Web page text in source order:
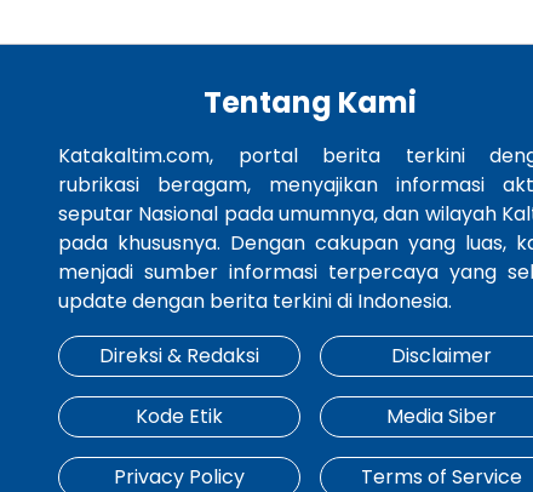
Tentang Kami
Katakaltim.com, portal berita terkini
rubrikasi beragam, menyajikan informasi
seputar Nasional pada umumnya, dan wilayah
pada khususnya. Dengan cakupan yang luas,
menjadi sumber informasi terpercaya yang
update dengan berita terkini di Indonesia.
Direksi & Redaksi
Disclaimer
Kode Etik Media Siber
Privacy Policy Terms of Service